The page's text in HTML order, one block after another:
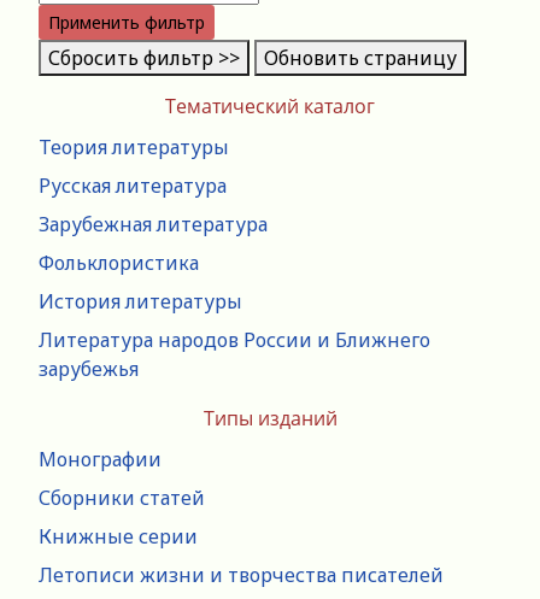
Тематический каталог
Теория литературы
Русская литература
Зарубежная литература
Фольклористика
История литературы
Литература народов России и Ближнего
зарубежья
Типы изданий
Монографии
Сборники статей
Книжные серии
Летописи жизни и творчества писателей
Применить фильтр
Сбросить фильтр >> Обновить страницу